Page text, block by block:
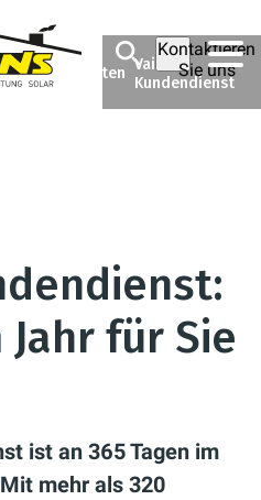
Kontaktieren
Sie uns
Vaillant
Kundendienst
Jahr für Sie
ist an 365 Tagen im
mehr als 320